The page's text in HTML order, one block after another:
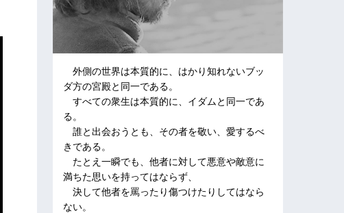
外側の世界は本質的に、はかり知れないブッ
ダ方の宮殿と同一である。
すべての衆生は本質的に、イダムと同一であ
る。
誰と出会おうとも、その者を敬い、愛するべ
きである。
たとえ一瞬でも、他者に対して悪意や敵意に
満ちた思いを持ってはならず、
決して他者を罵ったり傷つけたりしてはなら
ない。